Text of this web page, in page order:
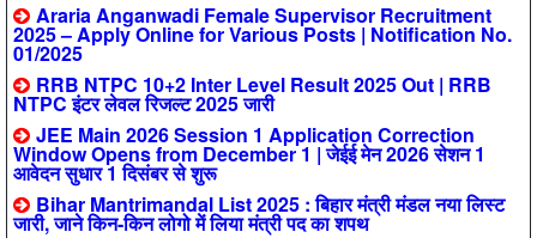
Araria Anganwadi Female Supervisor Recruitment
2025 – Apply Online for Various Posts | Notification No.
01/2025
RRB NTPC 10+2 Inter Level Result 2025 Out | RRB
NTPC इंटर लेवल रिजल्ट 2025 जारी
JEE Main 2026 Session 1 Application Correction
Window Opens from December 1 | जेईई मेन 2026 सेशन 1
आवेदन सुधार 1 दिसंबर से शुरू
Bihar Mantrimandal List 2025 : बिहार मंत्री मंडल नया लिस्ट
जारी, जाने किन-किन लोगो में लिया मंत्री पद का शपथ